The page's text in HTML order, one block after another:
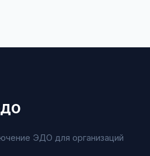
ЭДО для организаций